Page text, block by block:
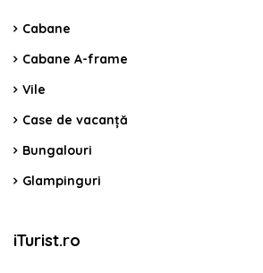
Cabane
Cabane A-frame
Vile
Case de vacanță
Bungalouri
Glampinguri
iTurist.ro